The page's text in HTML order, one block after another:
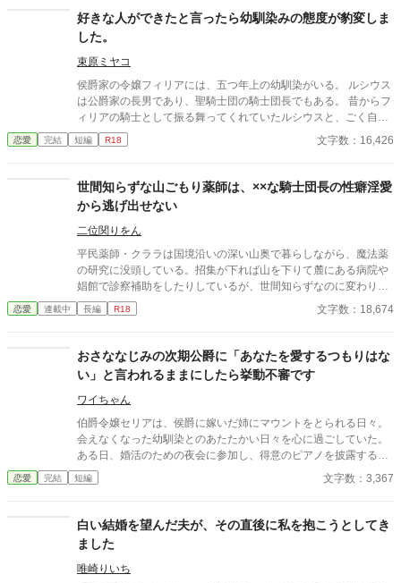
好きな人ができたと言ったら幼馴染みの態度が豹変しま
した。
束原ミヤコ
侯爵家の令嬢フィリアには、五つ年上の幼馴染がいる。 ルシウス
は公爵家の長男であり、聖騎士団の騎士団長でもある。 昔からフ
ィリアの騎士として振る舞ってくれていたルシウスと、ごく自然
に婚約者になっていた。 しかし、ある日の夜会で、「ルシウス様
はわがままな妹と結婚をしなければならず、可哀想」という噂話
ないのだと気づいたフィリアは、ルシウスに告げる。 「私、好き
な人ができました」 だから、あなたとは結婚できないのだという
嘘を──。
恋愛 完結 短編 R18 文字数：16,426
世間知らずな山ごもり薬師は、××な騎士団長の性癖淫愛
から逃げ出せない
二位関りをん
平民薬師・クララは国境沿いの深い山奥で暮らしながら、魔法薬
の研究に没頭している。招集が下れば山を下りて麓にある病院や
娼館で診察補助をしたりしているが、世間知らずなのに変わりは
ない。 ある日、山の中で倒れている男性を発見。彼はなんと騎士
団長・レイルドで女嫌いの噂を持つ人物だった。 当然女嫌いの噂
が、レイルドには隠している秘密……性癖があった。 ――君の××
××、触らせてもらえないだろうか？
恋愛 連載中 長編 R18 文字数：18,674
おさななじみの次期公爵に「あなたを愛するつもりはな
い」と言われるままにしたら挙動不審です
ワイちゃん
伯爵令嬢セリアは、侯爵に嫁いだ姉にマウントをとられる日々。
会えなくなった幼馴染とのあたたかい日々を心に過ごしていた。
ある日、婚活のための夜会に参加し、得意のピアノを披露する
と、幼馴染と再会し、次の日には公爵の幼馴染に求婚されること
に。しかし、幼馴染には「あなたを愛するつもりはない」と言わ
り……？
恋愛 完結 短編 文字数：3,367
白い結婚を望んだ夫が、その直後に私を抱こうとしてき
ました
唯崎りいち